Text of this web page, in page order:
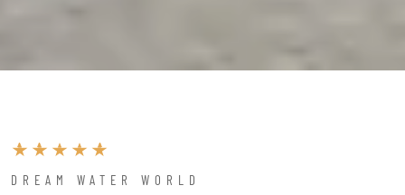
DREAM WATER WORLD